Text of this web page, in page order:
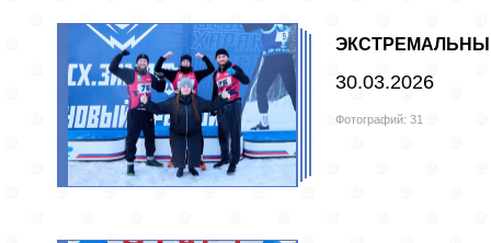
30.03.2026
Фотографий: 31